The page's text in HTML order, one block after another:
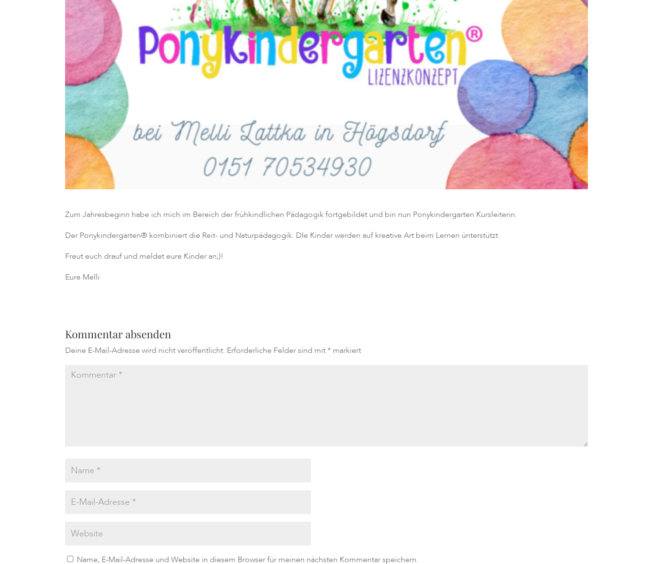
Zum Jahresbeginn habe ich mich im Bereich der frühkindlichen Pädagogik fortgebildet und bin nun Ponykindergarten Kursleiterin.
Der Ponykindergarten® kombiniert die Reit- und Naturpädagogik. DIe Kinder werden auf kreative Art beim Lernen ünterstützt.
Freut euch drauf und meldet eure Kinder an;)!
Eure Melli
Kommentar absenden
Deine E-Mail-Adresse wird nicht veröffentlicht. Erforderliche Felder sind mit* markiert
Name, E-Mail-Adresse und Website in diesem Browser für meinen nächsten Kommentar speichern.